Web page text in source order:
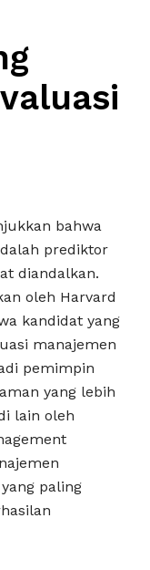
bahwa
prediktor
diandalkan.
oleh Harvard
kandidat yang
manajemen
pemimpin
yang lebih
lain oleh
paling